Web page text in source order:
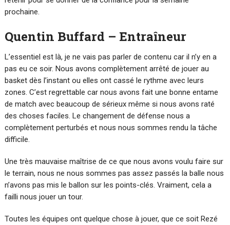
prochaine.
Quentin Buffard – Entraîneur
L’essentiel est là, je ne vais pas parler de contenu car il n’y en a
pas eu ce soir. Nous avons complètement arrêté de jouer au
basket dès l’instant ou elles ont cassé le rythme avec leurs
zones. C’est regrettable car nous avons fait une bonne entame
de match avec beaucoup de sérieux même si nous avons raté
des choses faciles. Le changement de défense nous a
complètement perturbés et nous nous sommes rendu la tâche
difficile.
Une très mauvaise maîtrise de ce que nous avons voulu faire sur
le terrain, nous ne nous sommes pas assez passés la balle nous
n’avons pas mis le ballon sur les points-clés. Vraiment, cela a
failli nous jouer un tour.
Toutes les équipes ont quelque chose à jouer, que ce soit Rezé